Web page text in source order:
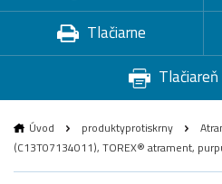
Tlačiarne
Úvod produktyprotiskrny
(C13T07134011), TOREX® atrament,